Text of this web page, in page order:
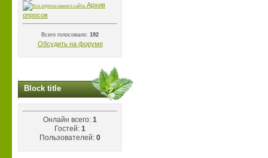
Архив
опросов
Всего голосовало: 192
Обсудить на форуме
Block title
Онлайн всего: 1
Гостей: 1
Пользователей: 0